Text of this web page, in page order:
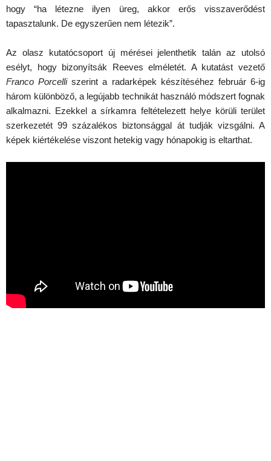
hogy “ha létezne ilyen üreg, akkor erős visszaverődést
tapasztalunk. De egyszerűen nem létezik”.
Az olasz kutatócsoport új mérései jelenthetik talán az utolsó
esélyt, hogy bizonyítsák Reeves elméletét. A kutatást vezető
Franco Porcelliszerint a radarképek készítéséhez február 6-ig
három különböző, a legújabb technikát használó módszert fognak
alkalmazni. Ezekkel a sírkamra feltételezett helye körüli terület
szerkezetét 99 százalékos biztonsággal át tudják vizsgálni. A
képek kiértékelése viszont hetekig vagy hónapokig is eltarthat.